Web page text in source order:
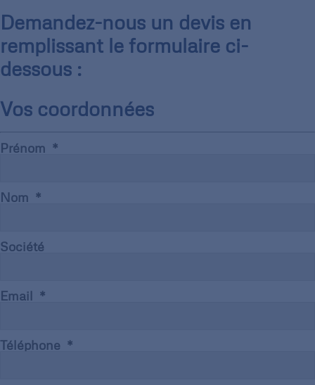
Demandez-nous un devis en
remplissant le formulaire ci-
dessous :
Vos coordonnées
Prénom
Nom
Société
Email
Téléphone